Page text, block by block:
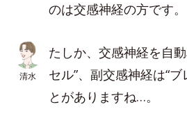
のは交感神経の方です。
清水
たしか、交感神経を自
セル”、副交感神経は“
とがありますね…。